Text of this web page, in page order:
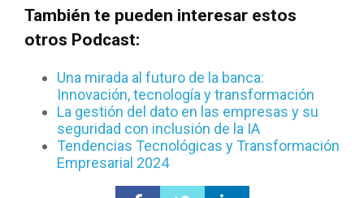
También te pueden interesar estos
otros Podcast:
Una mirada al futuro de la banca:
Innovación, tecnología y transformación
La gestión del dato en las empresas y su
seguridad con inclusión de la IA
Tendencias Tecnológicas y Transformación
Empresarial 2024